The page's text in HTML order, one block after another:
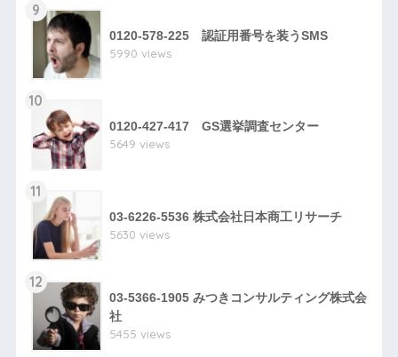
9
0120-578-225 認証用番号を装うSMS
5990 views
10
0120-427-417 GS選挙調査センター
5649 views
11
03-6226-5536 株式会社日本商工リサーチ
5630 views
12
03-5366-1905 みつきコンサルティング株式会
社
5455 views